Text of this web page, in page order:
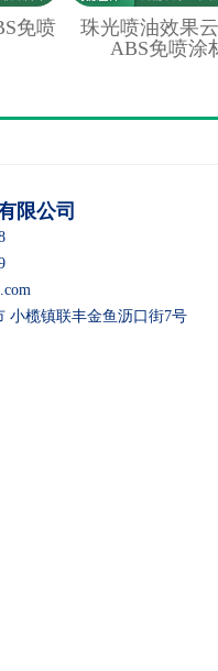
免喷
珠光喷油效果
ABS免喷涂
限公司
小榄镇联丰金鱼沥口街7号